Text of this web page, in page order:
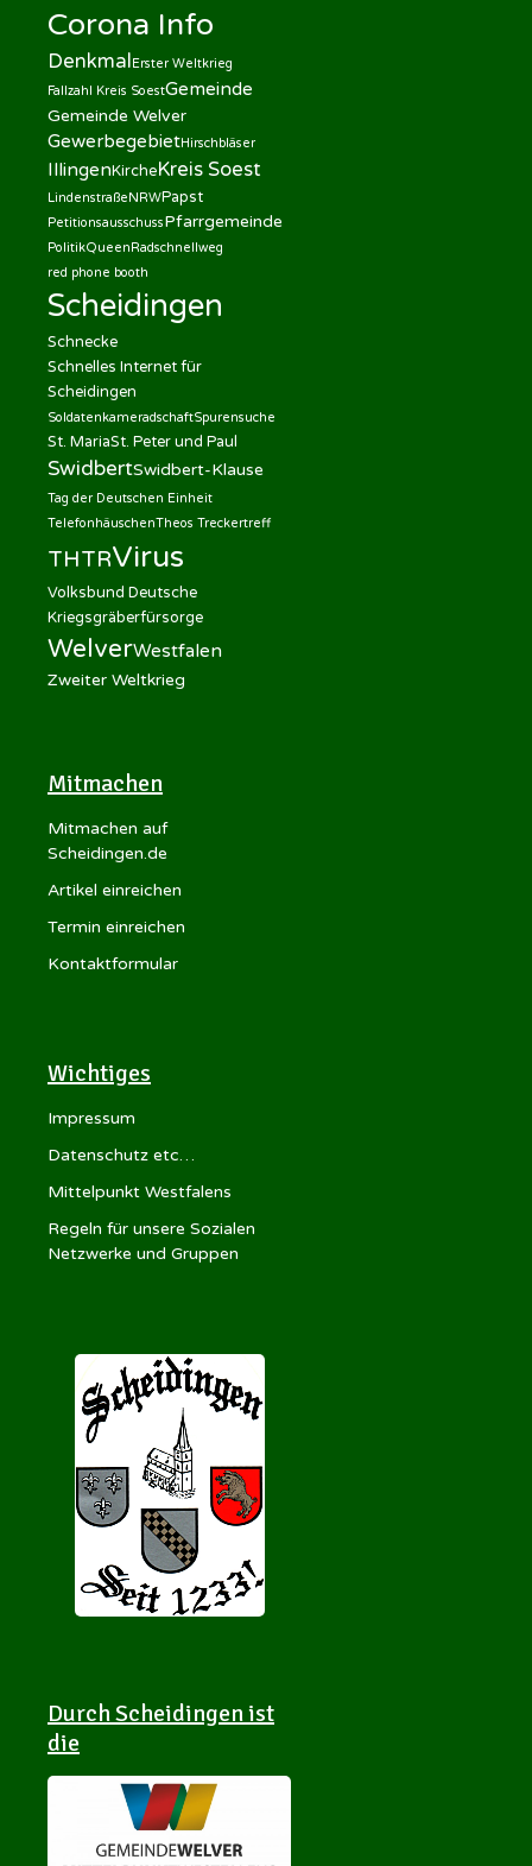
Corona Info
DenkmalErster Weltkrieg
Fallzahl Kreis SoestGemeinde
Gemeinde Welver
GewerbegebietHirschbläser
IllingenKircheKreis Soest
LindenstraßeNRWPapst
PetitionsausschussPfarrgemeinde
PolitikQueenRadschnellweg
red phone booth
Scheidingen
Schnecke
Schnelles Internet für
Scheidingen
SoldatenkameradschaftSpurensuche
St. MariaSt. Peter und Paul
SwidbertSwidbert-Klause
Tag der Deutschen Einheit
TelefonhäuschenTheos Treckertreff
THTRVirus
Volksbund Deutsche
Kriegsgräberfürsorge
WelverWestfalen
Zweiter Weltkrieg
Mitmachen
Mitmachen auf
Scheidingen.de
Artikel einreichen
Termin einreichen
Kontaktformular
Wichtiges
Impressum
Datenschutz etc…
Mittelpunkt Westfalens
Regeln für unsere Sozialen
Netzwerke und Gruppen
Durch Scheidingen ist
die